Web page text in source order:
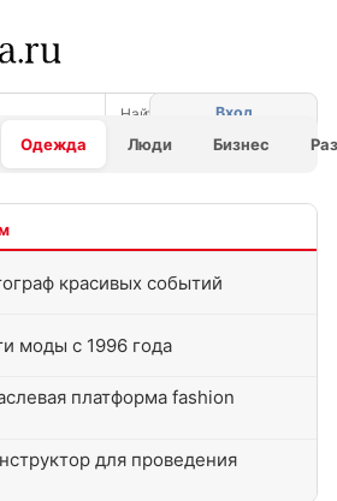
Одежда Люди Бизнес
Вход
красивых событий
моды с 1996 года
платформа fashion
для проведения